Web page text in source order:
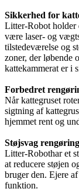
Sikkerhed for
Litter-Robot holder
være laser- og
tilstedeværelse og
zoner, der løbende
kattekammerat er i
Forbedret
Når kattegruset
sigtning af
hjemmet rent og
Støjsvag rengøring
Litter-Robothar et
at reducere støjen
bruger den. Ejere
funktion.